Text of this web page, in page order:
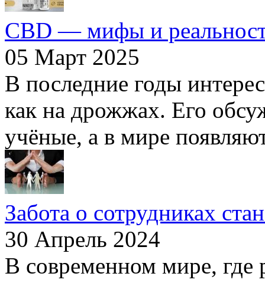
CBD — мифы и
05 Март 2025
В последние годы
как на дрожжах. Его
учёные, а в мире
Забота о сотрудниках
30 Апрель 2024
В современном мире,